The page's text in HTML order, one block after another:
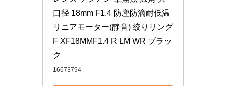
口径 18mm F1.4 防塵防滴耐低温
リニアモーター(静音) 絞りリング
F XF18MMF1.4 R LM WR ブラッ
ク
16673794